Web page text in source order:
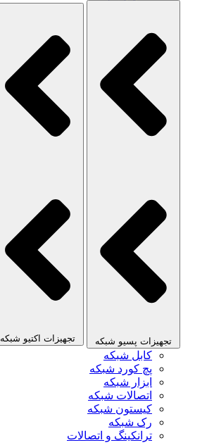
تجهیزات پسیو شبکه تجهیزات اکتیو شبکه
کابل شبکه
پچ کورد شبکه
ابزار شبکه
اتصالات شبکه
کیستون شبکه
رک شبکه
ترانکینگ و اتصالات